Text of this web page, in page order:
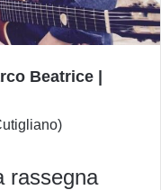
Beatrice |
rassegna